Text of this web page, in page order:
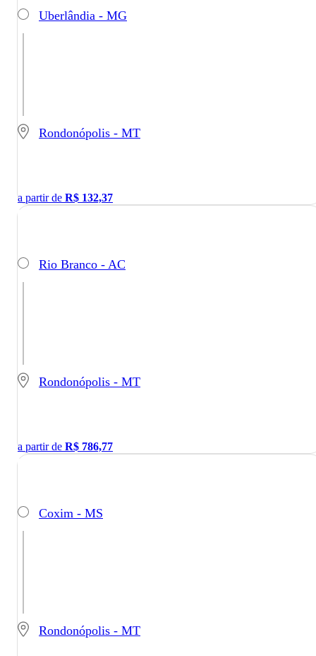
Uberlândia - MG
Rondonópolis - MT
a partir de R$ 132,37
Rio Branco - AC
Rondonópolis - MT
a partir de R$ 786,77
Coxim - MS
Rondonópolis - MT